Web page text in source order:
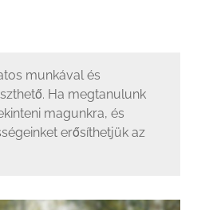
munkával és
Ha megtanulunk
magunkra, és
erősíthetjük az